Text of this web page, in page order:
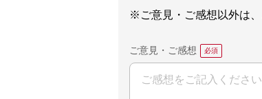
※ご意見・ご感想以外は、
ご意見・ご感想